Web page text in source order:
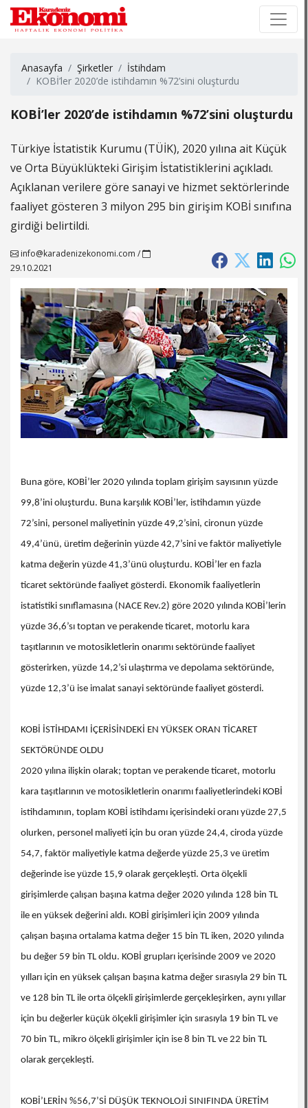
Anasayfa Şirketler
İstihdam
KOBİ’ler 2020’de istihdamın %72’sini oluşturdu
KOBİ’ler 2020’de istihdamın %72’sini oluşturdu
Türkiye İstatistik Kurumu (TÜİK), 2020 yılına ait Küçük
ve Orta Büyüklükteki Girişim İstatistiklerini açıkladı.
Açıklanan verilere göre sanayi ve hizmet sektörlerinde
faaliyet gösteren 3 milyon 295 bin girişim KOBİ sınıfına
girdiği belirtildi.
info@karadenizekonomi.com /
29.10.2021
Buna göre, KOBİ’ler 2020 yılında toplam girişim sayısının yüzde
99,8’ini oluşturdu. Buna karşılık KOBİ’ler, istihdamın yüzde
72’sini, personel maliyetinin yüzde 49,2’sini, cironun yüzde
49,4’ünü, üretim değerinin yüzde 42,7’sini ve faktör maliyetiyle
katma değerin yüzde 41,3’ünü oluşturdu. KOBİ’ler en fazla
ticaret sektöründe faaliyet gösterdi. Ekonomik faaliyetlerin
istatistiki sınıflamasına (NACE Rev.2) göre 2020 yılında KOBİ’lerin
yüzde 36,6’sı toptan ve perakende ticaret, motorlu kara
taşıtlarının ve motosikletlerin onarımı sektöründe faaliyet
gösterirken, yüzde 14,2’si ulaştırma ve depolama sektöründe,
yüzde 12,3’ü ise imalat sanayi sektöründe faaliyet gösterdi.
KOBİ İSTİHDAMI İÇERİSİNDEKİ EN YÜKSEK ORAN TİCARET
SEKTÖRÜNDE OLDU
2020 yılına ilişkin olarak; toptan ve perakende ticaret, motorlu
kara taşıtlarının ve motosikletlerin onarımı faaliyetlerindeki KOBİ
istihdamının, toplam KOBİ istihdamı içerisindeki oranı yüzde 27,5
olurken, personel maliyeti için bu oran yüzde 24,4, ciroda yüzde
54,7, faktör maliyetiyle katma değerde yüzde 25,3 ve üretim
değerinde ise yüzde 15,9 olarak gerçekleşti. Orta ölçekli
girişimlerde çalışan başına katma değer 2020 yılında 128 bin TL
ile en yüksek değerini aldı. KOBİ girişimleri için 2009 yılında
çalışan başına ortalama katma değer 15 bin TL iken, 2020 yılında
bu değer 59 bin TL oldu. KOBİ grupları içerisinde 2009 ve 2020
yılları için en yüksek çalışan başına katma değer sırasıyla 29 bin TL
ve 128 bin TL ile orta ölçekli girişimlerde gerçekleşirken, aynı yıllar
için bu değerler küçük ölçekli girişimler için sırasıyla 19 bin TL ve
70 bin TL, mikro ölçekli girişimler için ise 8 bin TL ve 22 bin TL
olarak gerçekleşti.
KOBİ’LERİN %56,7’Sİ DÜŞÜK TEKNOLOJİ SINIFINDA ÜRETİM
×
×